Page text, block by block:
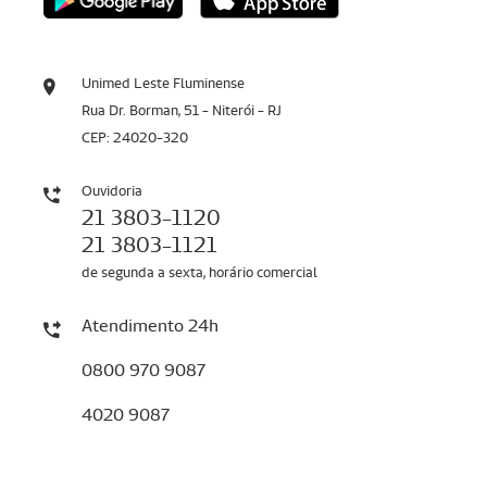
Unimed Leste Fluminense
Rua Dr. Borman, 51 - Niterói - RJ
CEP: 24020-320
Ouvidoria
21 3803-1120
21 3803-1121
de segunda a sexta, horário comercial
Atendimento 24h
0800 970 9087
4020 9087